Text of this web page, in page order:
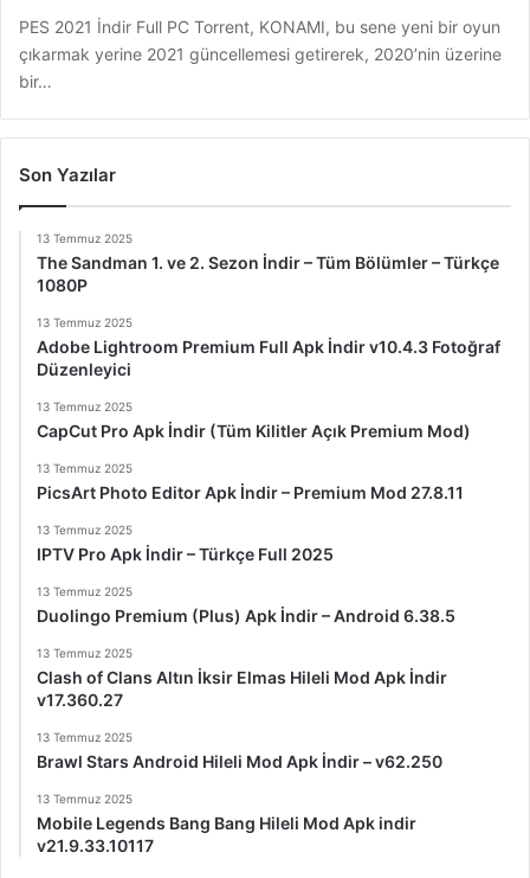
PES 2021 İndir Full PC Torrent, KONAMI, bu sene yeni bir oyun
çıkarmak yerine 2021 güncellemesi getirerek, 2020’nin üzerine
bir…
Son Yazılar
13 Temmuz 2025
The Sandman 1. ve 2. Sezon İndir – Tüm Bölümler – Türkçe
1080P
13 Temmuz 2025
Adobe Lightroom Premium Full Apk İndir v10.4.3 Fotoğraf
Düzenleyici
13 Temmuz 2025
CapCut Pro Apk İndir (Tüm Kilitler Açık Premium Mod)
13 Temmuz 2025
PicsArt Photo Editor Apk İndir – Premium Mod 27.8.11
13 Temmuz 2025
IPTV Pro Apk İndir – Türkçe Full 2025
13 Temmuz 2025
Duolingo Premium (Plus) Apk İndir – Android 6.38.5
13 Temmuz 2025
Clash of Clans Altın İksir Elmas Hileli Mod Apk İndir
v17.360.27
13 Temmuz 2025
Brawl Stars Android Hileli Mod Apk İndir – v62.250
13 Temmuz 2025
Mobile Legends Bang Bang Hileli Mod Apk indir
v21.9.33.10117